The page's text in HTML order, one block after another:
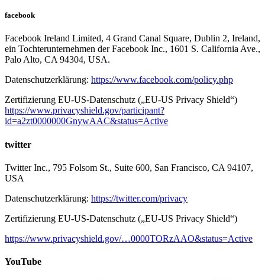
facebook
Facebook Ireland Limited, 4 Grand Canal Square, Dublin 2, Ireland,
ein Tochterunternehmen der Facebook Inc., 1601 S. California Ave.,
Palo Alto, CA 94304, USA.
Datenschutzerklärung: https://www.facebook.com/policy.php
Zertifizierung EU-US-Datenschutz („EU-US Privacy Shield“)
https://www.privacyshield.gov/participant?
id=a2zt0000000GnywAAC&status=Active
twitter
Twitter Inc., 795 Folsom St., Suite 600, San Francisco, CA 94107,
USA
Datenschutzerklärung: https://twitter.com/privacy
Zertifizierung EU-US-Datenschutz („EU-US Privacy Shield“)
https://www.privacyshield.gov/…0000TORzAAO&status=Active
YouTube